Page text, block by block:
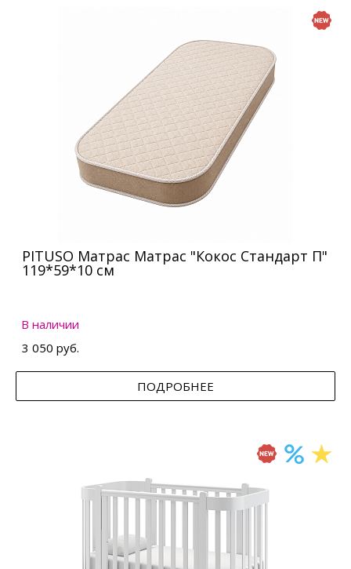
PITUSO Матрас Матрас "Кокос Стандарт П"
119*59*10 см
В наличии
3 050 руб.
ПОДРОБНЕЕ